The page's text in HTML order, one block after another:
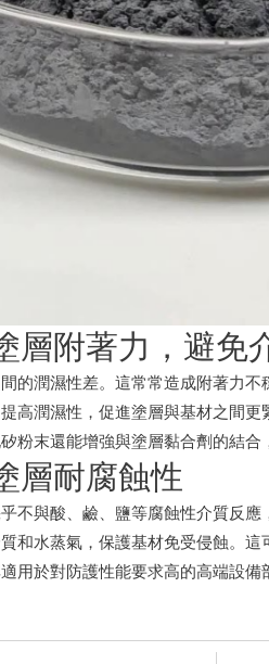
層附著力，避免
的潤濕性差。這常常造成附著力
高潤濕性，促進塗層與基材之間
粉末還能增強與塗層黏合劑的結
層耐腐蝕性
不與酸、鹼、鹽等腐蝕性介質反
和水蒸氣，保護基材免受侵蝕。
用於對防護性能要求高的高端設備